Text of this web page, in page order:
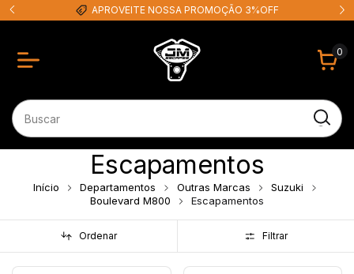
APROVEITE NOSSA PROMOÇÃO 3%OFF
0
Escapamentos
Início Departamentos Outras Marcas
Suzuki
Boulevard M800
Escapamentos
Ordenar Filtrar